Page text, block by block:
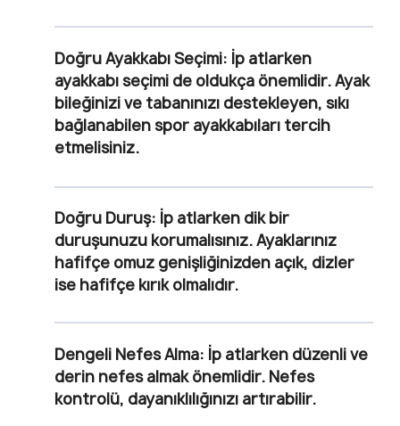
Doğru Ayakkabı Seçimi: İp atlarken
ayakkabı seçimi de oldukça önemlidir. Ayak
bileğinizi ve tabanınızı destekleyen, sıkı
bağlanabilen spor ayakkabıları tercih
etmelisiniz.
Doğru Duruş: İp atlarken dik bir
duruşunuzu korumalısınız. Ayaklarınız
hafifçe omuz genişliğinizden açık, dizler
ise hafifçe kırık olmalıdır.
Dengeli Nefes Alma: İp atlarken düzenli ve
derin nefes almak önemlidir. Nefes
kontrolü, dayanıklılığınızı artırabilir.